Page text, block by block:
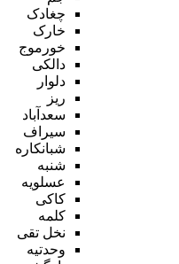
چغادک
خارک
خورموج
دالکی
دلوار
ریز
سعدآباد
سیراف
شبانکاره
شنبه
عسلویه
کاکی
کلمه
نخل تقی
وحدتیه